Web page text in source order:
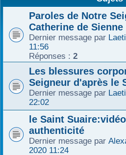
Paroles de Notre
Catherine de Sienne
Dernier message par
11:56
Réponses : 2
Les blessures
Seigneur d'après le
Dernier message par
22:02
le Saint
authenticité
Dernier message par
2020 11:24